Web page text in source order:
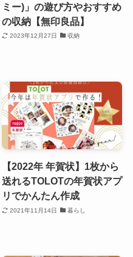
ミー)」の遊び方やおすすめ
の収納【無印良品】
2023年12月27日 収納
【2022年 年賀状】1枚から
送れるTOLOTの年賀状アプ
リでかんたん作成
2021年11月14日 暮らし